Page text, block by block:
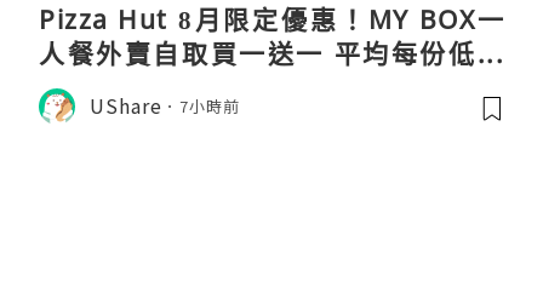
Pizza Hut 8月限定優惠！MY BOX一
人餐外賣自取買一送一 平均每份低至
$31
UShare 7小時前